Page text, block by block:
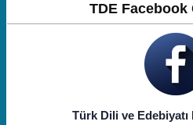
TDE Facebook
Türk Dili ve Edebiyatı